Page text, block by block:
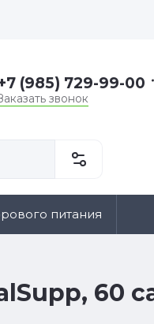
(985) 729-99-00
звонок
питания
60